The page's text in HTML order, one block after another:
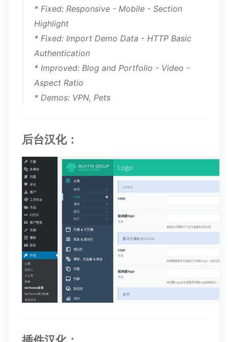
* Fixed: Responsive - Mobile - Section
Highlight
* Fixed: Import Demo Data - HTTP Basic
Authentication
* Improved: Blog and Portfolio - Video -
Aspect Ratio
* Demos: VPN, Pets
后台汉化：